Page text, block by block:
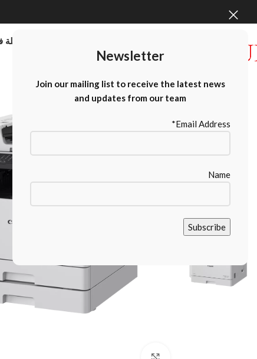
Newsletter
Join our mailing list to receive the latest news
and updates from our team
Email Address*
Name
موردو الطابعات كبيرة الحجم بالجملة